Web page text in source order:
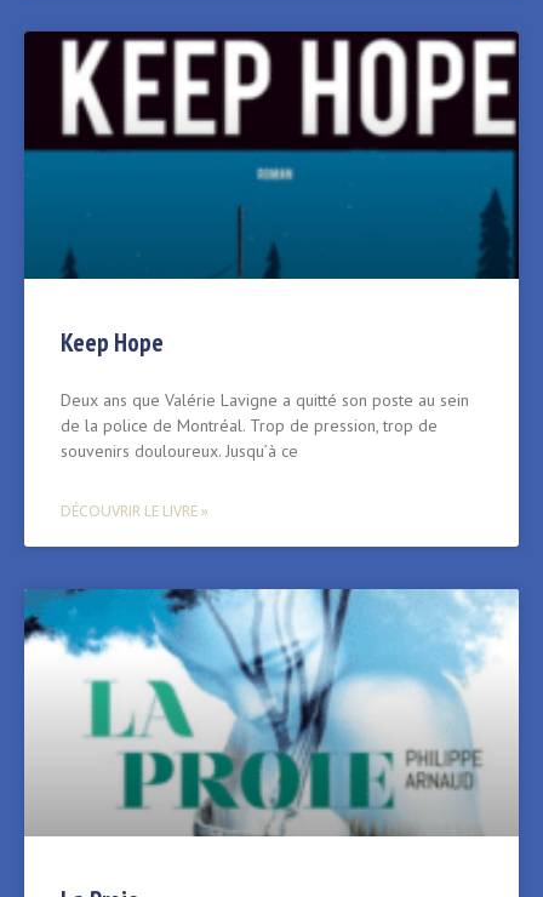
Keep Hope
Deux ans que Valérie Lavigne a quitté son poste au sein
de la police de Montréal. Trop de pression, trop de
souvenirs douloureux. Jusqu’à ce
DÉCOUVRIR LE LIVRE »